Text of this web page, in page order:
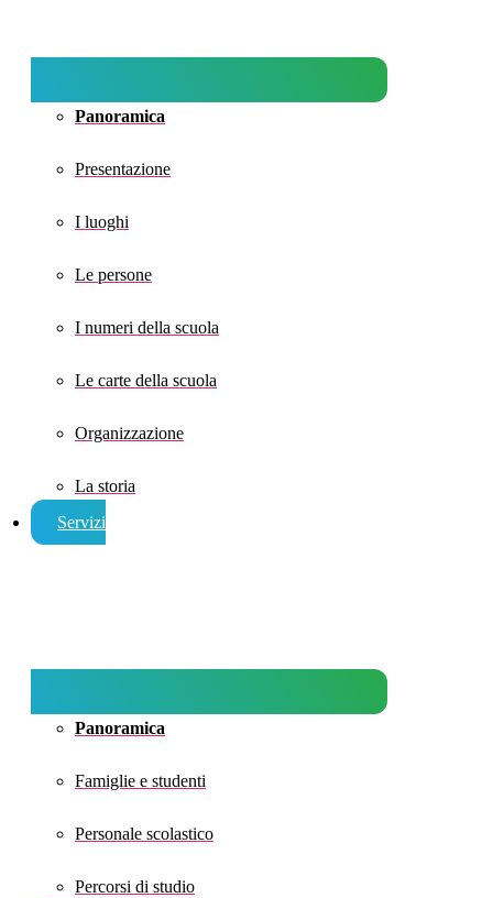
Panoramica
Presentazione
I luoghi
Le persone
I numeri della scuola
Le carte della scuola
Organizzazione
La storia
Servizi
Panoramica
Famiglie e studenti
Personale scolastico
Percorsi di studio